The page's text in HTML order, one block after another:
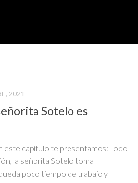
2021
Sotelo es
este capítulo te presentamos: Todo
la señorita Sotelo toma
poco tiempo de trabajo y